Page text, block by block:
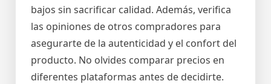
bajos sin sacrificar calidad. Además, verifica
las opiniones de otros compradores para
asegurarte de la autenticidad y el confort del
producto. No olvides comparar precios en
diferentes plataformas antes de decidirte.